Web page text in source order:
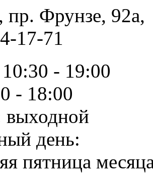
пр. Фрунзе,
17-71
- 19:00
- 18:00
выходной
день:
пятница